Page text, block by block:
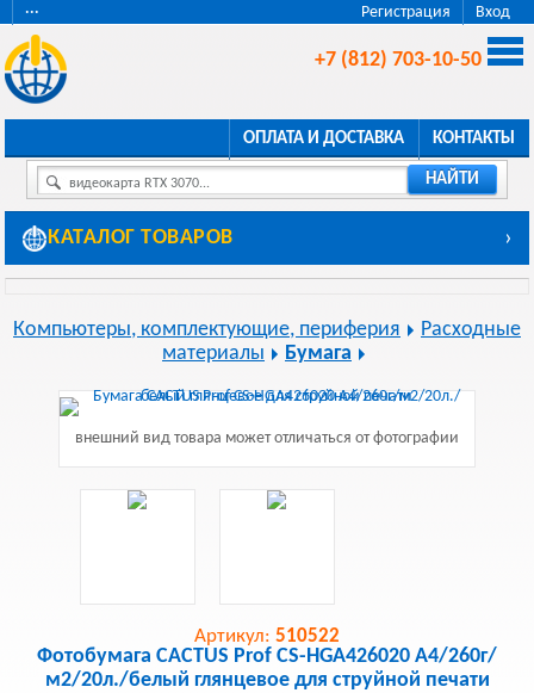
Регистрация Вход
···
+7 (812) 703-10-50
ОПЛАТА И ДОСТАВКА КОНТАКТЫ
видеокарта RTX 3070... НАЙТИ
КАТАЛОГ ТОВАРОВ ›
Компьютеры, комплектующие, периферия
Расходные
материалы
Бумага
внешний вид товара может отличаться от фотографии
Артикул: 510522
Фотобумага CACTUS Prof CS-HGA426020 A4/260г/
м2/20л./белый глянцевое для струйной печати